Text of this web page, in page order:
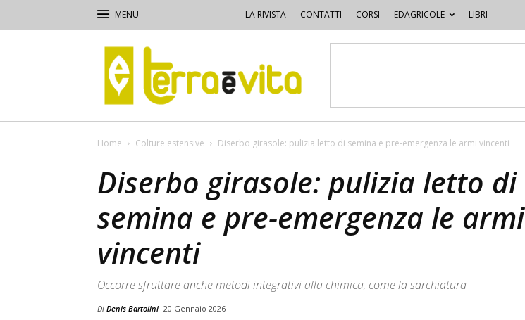
LA RIVISTA CONTATTI CORSI EDAGRICOLE LIBRI
Terra
e
Vita
Home Colture estensive Diserbo girasole: pulizia letto di semina e pre-emergenza le armi vincenti
Diserbo girasole: pulizia letto di
semina e pre-emergenza le armi
vincenti
Occorre sfruttare anche metodi integrativi alla chimica, come la sarchiatura
Di Denis Bartolini 20 Gennaio 2026